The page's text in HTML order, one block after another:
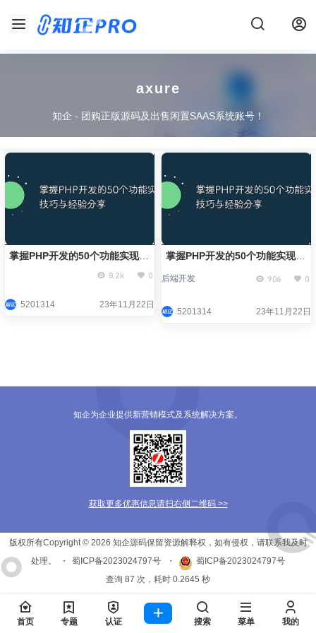
axure
知企 - 团购正版源码及出售闲置SAAS系统账号！
掌握PHP开发的50个功能实现技
8.2k 0
5201314 23年11月22日
掌握PHP开发的50个功能实现技
后端开发 906 0
5201314 23年11月22日
知企为企业提供新营销模式及系统解决方案。
获取更多优惠信息请扫右侧二维码 >>
版权所有Copyright © 2026 知企源码保留资源解释权，如有侵权，请联系我及时
处理。
・ 蜀ICP备2023024797号 ・
蜀ICP备2023024797号
查询 87 次，耗时 0.2645 秒
首页 专题 认证 搜索 菜单 我的